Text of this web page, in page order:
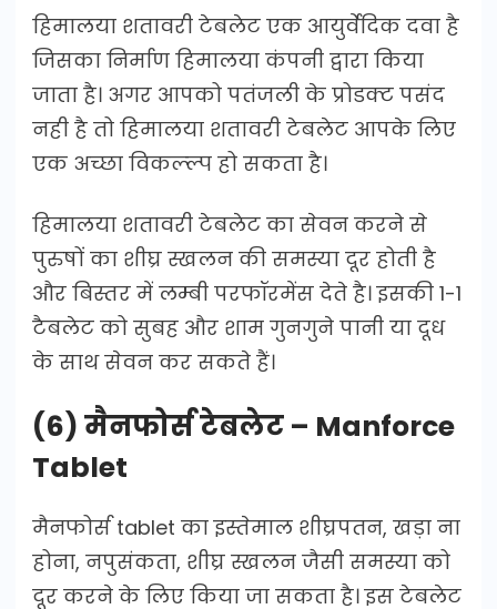
हिमालया शतावरी टेबलेट एक आयुर्वेदिक दवा है
जिसका निर्माण हिमालया कंपनी द्वारा किया
जाता है। अगर आपको पतंजली के प्रोडक्ट पसंद
नही है तो हिमालया शतावरी टेबलेट आपके लिए
एक अच्छा विकल्ल्प हो सकता है।
हिमालया शतावरी टेबलेट का सेवन करने से
पुरुषों का शीघ्र स्खलन की समस्या दूर होती है
और बिस्तर में लम्बी परफॉरमेंस देते है। इसकी 1-1
टैबलेट को सुबह और शाम गुनगुने पानी या दूध
के साथ सेवन कर सकते हैं।
(6) मैनफोर्स टेबलेट – Manforce
Tablet
मैनफोर्स tablet का इस्तेमाल शीघ्रपतन, खड़ा ना
होना, नपुसंकता, शीघ्र स्खलन जैसी समस्या को
दूर करने के लिए किया जा सकता है। इस टेबलेट